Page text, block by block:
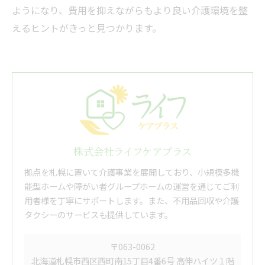
ようになり、費用を抑えながらもより良い介護環境を整
えるヒントがきっと見つかります。
株式会社ライフケアプラス
拠点を札幌に置いて介護事業を展開しており、小規模多機
能型ホームや障がい者グループホームの運営を通じてご利
用者様を丁寧にサポートします。また、不用品回収や介護
タクシーのサービスも提供しています。
〒063-0062
北海道札幌市西区西町南15丁目4番6号 高伸ハイツ１階